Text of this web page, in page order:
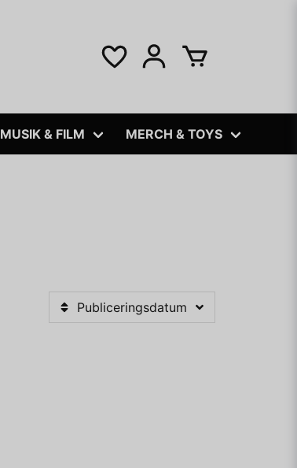
MUSIK & FILM MERCH & TOYS
Publiceringsdatum